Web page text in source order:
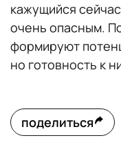
кажущийся
очень опасным.
формируют
но готовность к
поделиться